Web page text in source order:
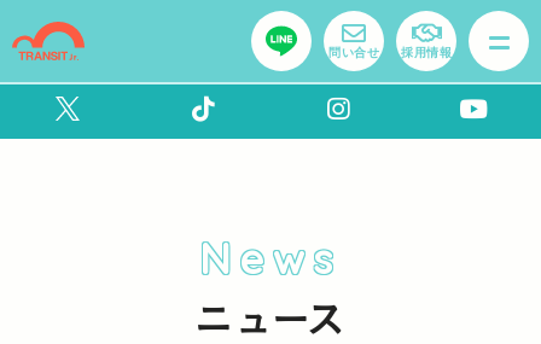
問い合せ 採用情報
News
ニュース